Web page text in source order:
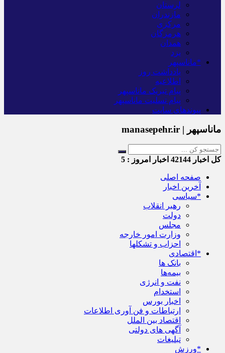
لرستان
مازندران
مرکزی
هرمزگان
همدان
یزد
*ماناسپهر
یادداشت روز
اطلاعیه
پیام تبریک ماناسپهر
پیام تسلیت ماناسپهر
پیوندهای سایت
ماناسپهر | manasepehr.ir
کل اخبار اخبار امروز : 5
صفحه اصلی
آخرین اخبار
*سیاسی
رهبر انقلاب
دولت
مجلس
وزارت امور خارجه
احزاب و تشکلها
*اقتصادی
بانک ها
بیمه‌ها
نفت و انرژی
استخدام
اخبار بورس
ارتباطات و فن آوری اطلاعات
اقتصاد بین الملل
آگهی های دولتی
تبلیغات
*ورزش